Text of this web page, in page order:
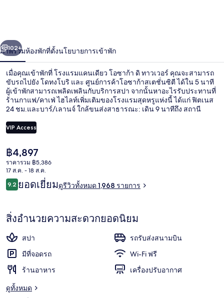
ซาก้
ดิ
ทาวเวอร์
า
ถัดไป
102+
ภาพรวมห้องพักที่ตั้งนโยบายการเข้าพัก
เมื่อคุณเข้าพักที่ โรงแรมแคนเดียว โอซาก้า ดิ ทาวเวอร์ คุณจะสามารถ
ขับรถไปยัง โดทงโบริ และ ศูนย์การค้าโอซาก้าสเตชั่นซิตี ได้ใน 5 นาที
ผู้เข้าพักสามารถเพลิดเพลินกับบริการสปา จากนั้นหาอะไรรับประทานที่
ร้านกาแฟ/คาเฟ่ ไฮไลท์เพิ่มเติมของโรงแรมสุดหรูแห่งนี้ ได้แก่ ฟิตเนส
24 ชม.และบาร์/เลานจ์ ใกล้ขนส่งสาธารณะ: เดิน 9 นาทีถึง สถานี
VIP Access
ราคา
ปัจจุบัน
฿4,897
฿4,897
ราคารวม ฿5,386
17 ส.ค. - 18 ส.ค.
รีวิว
9.29.2 จาก 10
ยอดเยี่ยมดูรีวิวทั้งหมด 1,968 รายการ
สิ่งอำนวยความสะดวกยอดนิยม
สปา
รถรับส่งสนามบิน
มีที่จอดรถ
Wi-Fi ฟรี
ร้านอาหาร
เครื่องปรับอากาศ
ดูทั้งหมด